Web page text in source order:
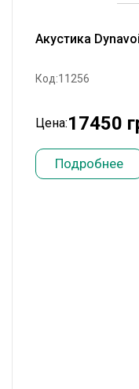
Акустика
Код:11256
Цена:17450
Подробнее